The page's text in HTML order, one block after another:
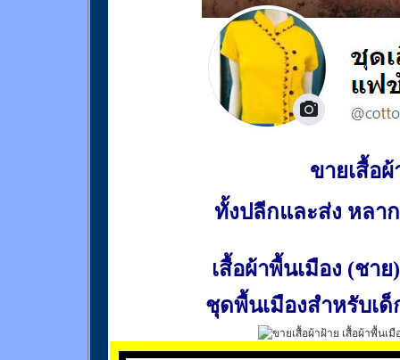
ขายเสื้อผ้
ทั้งปลีกและส่ง หลา
เสื้อผ้าพื้นเมือง (ชาย)
ชุดพื้นเมืองสำหรับเด็